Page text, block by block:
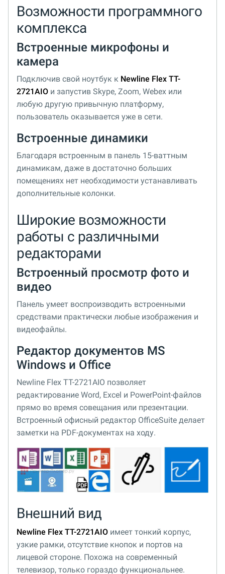
Возможности программного
комплекса
Встроенные микрофоны и
камера
Подключив свой ноутбук к Newline Flex TT-
2721AIO и запустив Skype, Zoom, Webex или
любую другую привычную платформу,
пользователь оказывается уже в сети.
Встроенные динамики
Благодаря встроенным в панель 15-ваттным
динамикам, даже в достаточно больших
помещениях нет необходимости устанавливать
дополнительные колонки.
Широкие возможности
работы с различными
редакторами
Встроенный просмотр фото и
видео
Панель умеет воспроизводить встроенными
средствами практически любые изображения и
видеофайлы.
Редактор документов MS
Windows и Office
Newline Flex TT-2721AIO позволяет
редактирование Word, Excel и PowerPoint-файлов
прямо во время совещания или презентации.
Встроенный офисный редактор OfficeSuite делает
заметки на PDF-документах на ходу.
Внешний вид
Newline Flex TT-2721AIO имеет тонкий корпус,
узкие рамки, отсутствие кнопок и портов на
лицевой стороне. Похожа на современный
телевизор, только гораздо функциональнее.